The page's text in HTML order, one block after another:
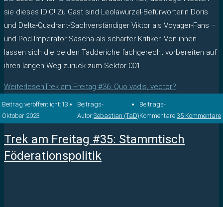
sie dieses IDIC! Zu Gast sind Leolawurzel-Befürworterin Doris
und Delta-Quadrant-Sachverständiger Viktor als Voyager-Fans –
und Pod-Imperator Sascha als scharfer Kritiker. Von ihnen
lassen sich die beiden Tadderiche fachgerecht vorbereiten auf
ihren langen Weg zurück zum Sektor 001.
WeiterlesenTrek am Freitag #36: Quo vadis, vector?
Beitrag veröffentlicht:13.
Oktober 2023
Beitrags-
Autor:Sebastian (TaD)
Beitrags-
Kommentare:35 Kommentare
Trek am Freitag #35: Stammtisch
Föderationspolitik